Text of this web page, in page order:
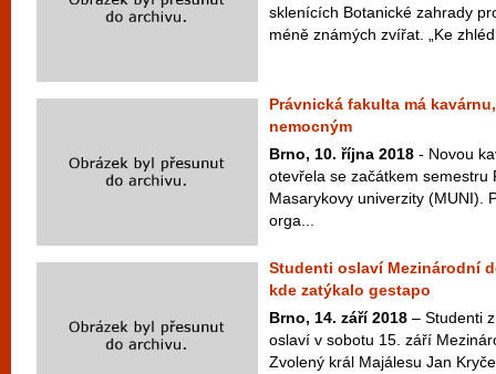
sklenících Botanické zahrady
méně známých zvířat. „Ke
Právnická fakulta má
nemocným
Brno, 10. října 2018 - Novou
otevřela se začátkem semestru
Masarykovy univerzity (MUNI).
orga...
Studenti oslaví Mezinárodní
kde zatýkalo gestapo
Brno, 14. září 2018 – Studenti
oslaví v sobotu 15. září
Zvolený král Majálesu Jan